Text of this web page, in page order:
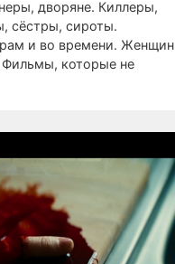
дворяне. Киллеры,
сёстры, сироты.
и во времени.
Фильмы, которые не